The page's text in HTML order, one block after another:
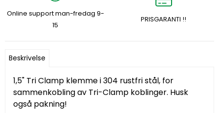
Online support man-fredag 9-
15
PRISGARANTI !!
Beskrivelse
1,5" Tri Clamp klemme i 304 rustfri stål, for
sammenkobling av Tri-Clamp koblinger. Husk
også pakning!